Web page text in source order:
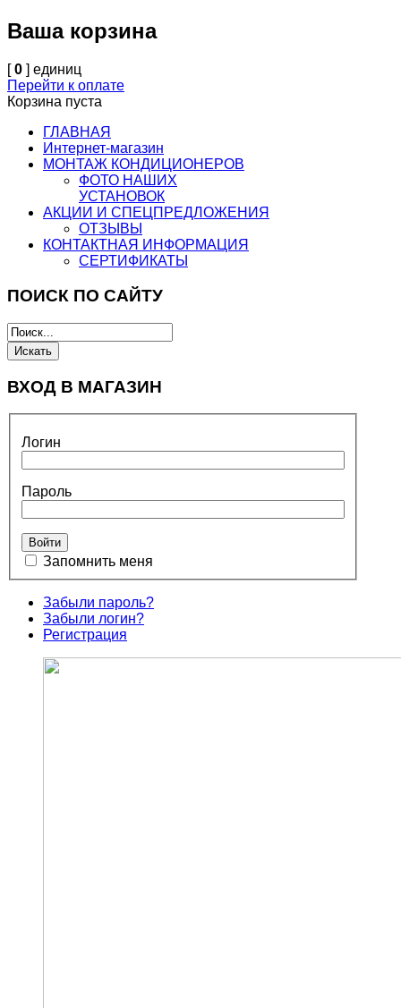
Ваша корзина
[0 ] единиц
Перейти к оплате
Корзина пуста
ГЛАВНАЯ
Интернет-магазин
МОНТАЖ КОНДИЦИОНЕРОВ
ФОТО НАШИХ
УСТАНОВОК
АКЦИИ И СПЕЦПРЕДЛОЖЕНИЯ
ОТЗЫВЫ
КОНТАКТНАЯ ИНФОРМАЦИЯ
СЕРТИФИКАТЫ
ПОИСК ПО САЙТУ
ВХОД В МАГАЗИН
Логин
Пароль
Запомнить меня
Забыли пароль?
Забыли логин?
Регистрация